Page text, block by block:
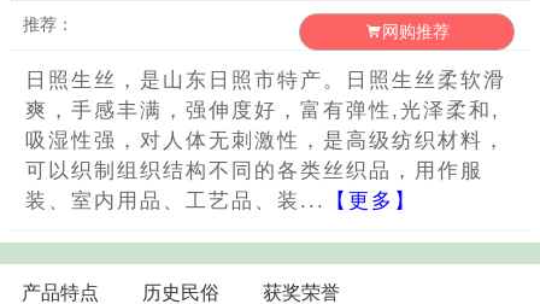
推荐： 网购推荐
日照生丝，是山东日照市特产。日照生丝柔软滑
爽，手感丰满，强伸度好，富有弹性,光泽柔和,
吸湿性强，对人体无刺激性，是高级纺织材料，
可以织制组织结构不同的各类丝织品，用作服
装、室内用品、工艺品、装...
【更多】
产品特点 历史民俗 获奖荣誉